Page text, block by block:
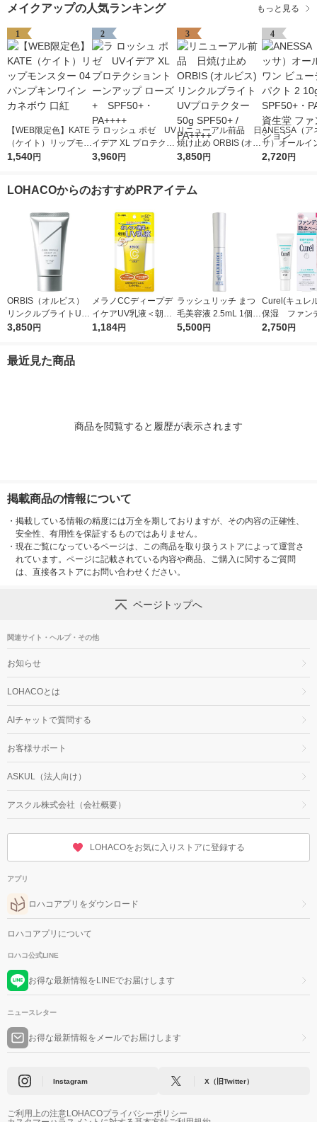
メイクアップの人気ランキング もっと見る
1
【WEB限定色】KATE
（ケイト）リップモン
スター 04 パンプキン
1,540円
2
ラ ロッシュ ポゼ UV
イデア XL プロテクシ
ョントーンアップ ロ
3,960円
3
リニューアル前品 日
焼け止め ORBIS (オル
ビス) リンクルブライ
3,850円
4
ANESSA（ア
サ）オールイ
ビューティー
2,720円
LOHACOからのおすすめPRアイテム
ORBIS（オルビス）
リンクルブライトUV
プロテクター N 50g
3,850円
メラノCCディープデ
イケアUV乳液＜朝用
日焼け止め乳液＞50g
1,184円
ラッシュリッチ まつ
毛美容液 2.5mL 1個
ロート製薬
5,500円
Curel(キュレ
保湿 ファン
止ベース 30
2,750円
最近見た商品
商品を閲覧すると履歴が表示されます
掲載商品の情報について
・ 掲載している情報の精度には万全を期しておりますが、その内容の正確性、
安全性、有用性を保証するものではありません。
・ 現在ご覧になっているページは、この商品を取り扱うストアによって運営さ
れています。ページに記載されている内容や商品、ご購入に関するご質問
は、直接各ストアにお問い合わせください。
ページトップへ
関連サイト・ヘルプ・その他
お知らせ
LOHACOとは
AIチャットで質問する
お客様サポート
ASKUL（法人向け）
アスクル株式会社（会社概要）
LOHACOをお気に入りストアに登録する
アプリ
ロハコアプリをダウンロード
ロハコアプリについて
ロハコ公式LINE
お得な最新情報をLINEでお届けします
ニュースレター
お得な最新情報をメールでお届けします
Instagram X（旧Twitter）
ご利用上の注意LOHACOプライバシーポリシー